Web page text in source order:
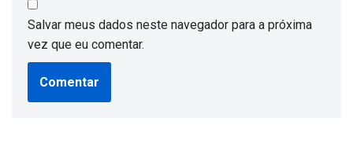
Salvar meus dados neste navegador para a próxima
vez que eu comentar.